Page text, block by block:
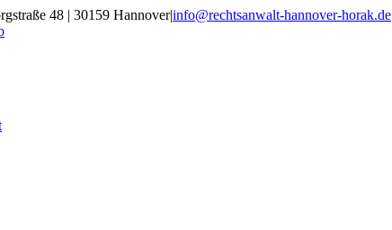
48 | 30159 Hannover|info@rechtsanwalt-hannover-horak.de